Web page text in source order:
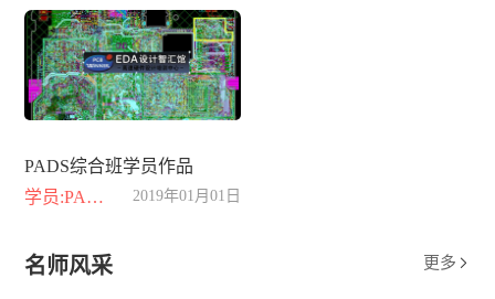
PADS综合班学员作品
学员:PADS综合班
2019年01月01日
名师风采 更多 